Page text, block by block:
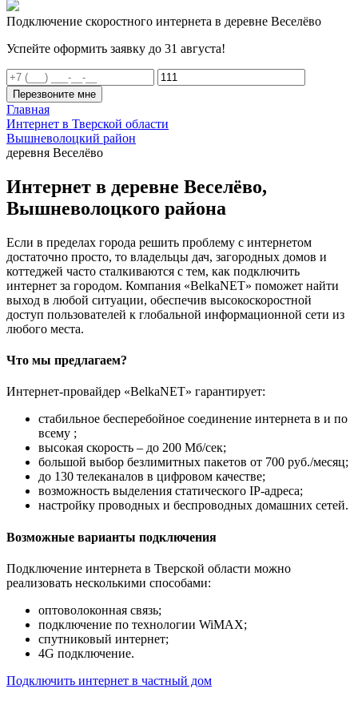
Подключение скоростного интернета в деревне Веселёво
Успейте оформить заявку до 31 августа!
Перезвоните мне
Главная
Интернет в Тверской области
Вышневолоцкий район
деревня Веселёво
Интернет в деревне Веселёво,
Вышневолоцкого района
Если в пределах города решить проблему с интернетом
достаточно просто, то владельцы дач, загородных домов и
коттеджей часто сталкиваются с тем, как подключить
интернет за городом. Компания «BelkaNET» поможет найти
выход в любой ситуации, обеспечив высокоскоростной
доступ пользователей к глобальной информационной сети из
любого места.
Что мы предлагаем?
Интернет-провайдер «BelkaNET» гарантирует:
стабильное бесперебойное соединение интернета в и по
всему ;
высокая скорость – до 200 Мб/сек;
большой выбор безлимитных пакетов от 700 руб./месяц;
до 130 телеканалов в цифровом качестве;
возможность выделения статического IP-адреса;
настройку проводных и беспроводных домашних сетей.
Возможные варианты подключения
Подключение интернета в Тверской области можно
реализовать несколькими способами:
оптоволоконная связь;
подключение по технологии WiMAX;
спутниковый интернет;
4G подключение.
Подключить интернет в частный дом